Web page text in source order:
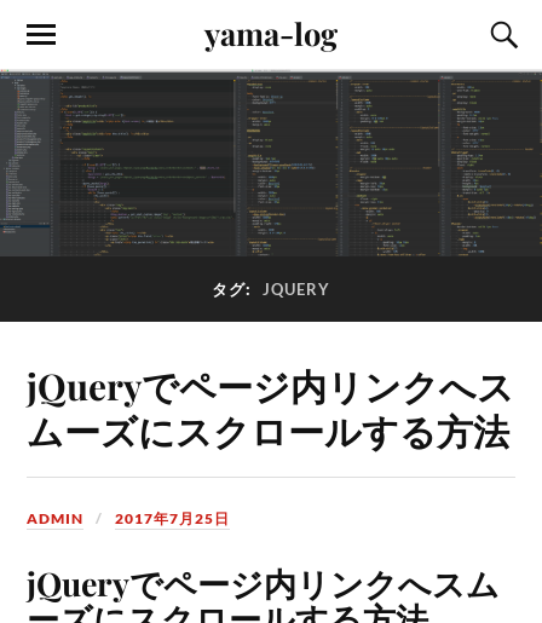
yama-log
タグ: JQUERY
jQueryでページ内リンクへス
ムーズにスクロールする方法
ADMIN 2017年7月25日
jQueryでページ内リンクへスム